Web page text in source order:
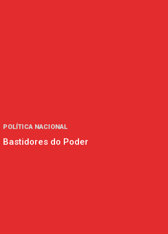
POLÍTICA NACIONAL
Bastidores do Poder